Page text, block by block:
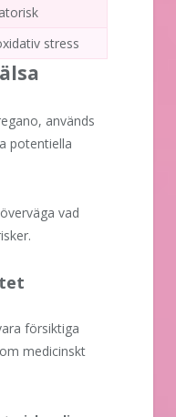
stress
används
potentiella
vad
försiktiga
medicinskt